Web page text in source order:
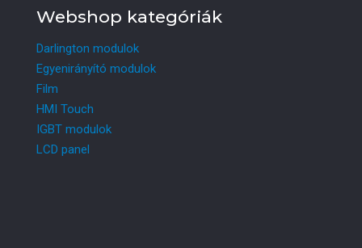
Webshop kategóriák
Darlington modulok
Egyenirányító modulok
Film
HMI Touch
IGBT modulok
LCD panel